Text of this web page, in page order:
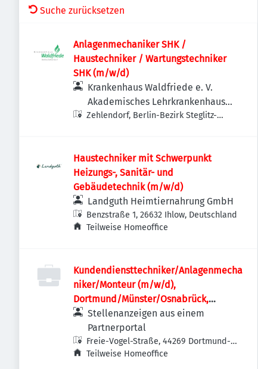
Suche zurücksetzen
Anlagenmechaniker SHK /
Haustechniker / Wartungstechniker
SHK (m/w/d)
Krankenhaus Waldfriede e. V.
Akademisches Lehrkrankenhaus
der Charité
Zehlendorf, Berlin-Bezirk Steglitz-
Haustechniker mit Schwerpunkt
Heizungs-, Sanitär- und
Gebäudetechnik (m/w/d)
Landguth Heimtiernahrung GmbH
Benzstraße 1, 26632 Ihlow, Deutschland
Teilweise Homeoffice
Kundendiensttechniker/Anlagenmecha
niker/Monteur (m/w/d),
Dortmund/Münster/Osnabrück,
Voll-/Teilzeit
Stellenanzeigen aus einem
Partnerportal
Freie-Vogel-Straße, 44269 Dortmund-
Aplerbeck, Deutschland
Teilweise Homeoffice